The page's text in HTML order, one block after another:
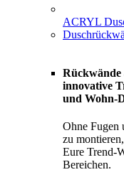
ACRYL
innovative
und Wohn-
Ohne Fugen
zu
Eure Trend-
Bereichen.